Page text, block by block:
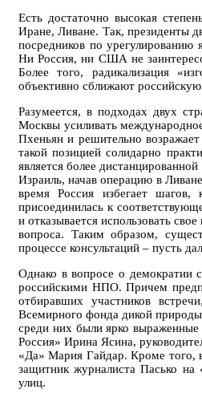
Есть достаточно высокая
Иране, Ливане. Так, президенты
посредников по урегулированию
Ни Россия, ни США не
Более того, радикализация
объективно сближают
Разумеется, в подходах двух
Москвы усиливать
Пхеньян и решительно
такой позицией солидарно
является более
Израиль, начав операцию в
время Россия избегает
присоединилась к
и отказывается использовать
вопроса. Таким образом,
процессе консультаций – пусть
Однако в вопросе о демократии
российскими НПО. Причем
отбиравших участников
Всемирного фонда дикой
среди них были ярко выраженные
Россия» Ирина Ясина,
«Да» Мария Гайдар. Кроме того,
защитник журналиста Пасько
улиц.